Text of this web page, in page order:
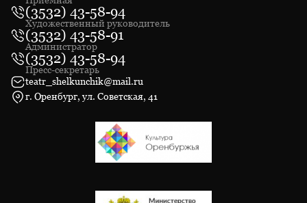
(3532) 43-58-94
Художественный руководитель
(3532) 43-58-91
Администратор
(3532) 43-58-94
Пресс-секретарь
teatr_shelkunchik@mail.ru
г. Оренбург, ул. Советская, 41